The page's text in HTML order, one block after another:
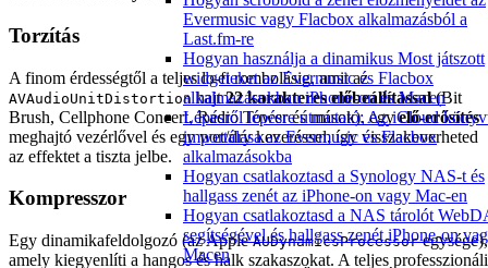
Evermusic vagy Flacbox alkalmazásból a
Last.fm-re
Hogyan használja a dinamikus Most játszott
widgeteket az Evermusic és Flacbox
alkalmazásokban iPhone-on és Macen
Lépésről lépésre útmutató: Az iCloud
importálása az Evermusic és Flacbox
alkalmazásokba
Hogyan csatlakoztasd a Synology NAS-t és
hallgass zenét az iPhone-on vagy Mac-en
Hogyan csatlakoztasd a NAS tárolót
segítségével és hallgass zenét iPhone-on
Macen
Torzítás
A finom érdességtől a teljes lo-fi rombolásig, amit az
AVAudioUnitDistortionhajt22 karakteres előbeállítással(Bit
Brush, Cellphone Concert, Radio Tower és mások), egyelő-erősítés
meghajtó vezérlővel és egy wet/dry keveréssel, így visszakeverheted
az effektet a tiszta jelbe.
Kompresszor
Egy dinamikafeldolgozó (az AppleAUDynamicsProcessoregysége),
amely kiegyenlíti a hangos és halk szakaszokat. A teljes